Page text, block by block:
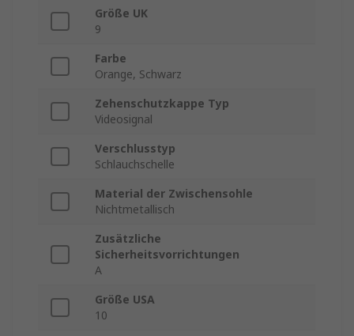
Größe UK
9
Farbe
Orange, Schwarz
Zehenschutzkappe Typ
Videosignal
Verschlusstyp
Schlauchschelle
Material der Zwischensohle
Nichtmetallisch
Zusätzliche
Sicherheitsvorrichtungen
A
Größe USA
10